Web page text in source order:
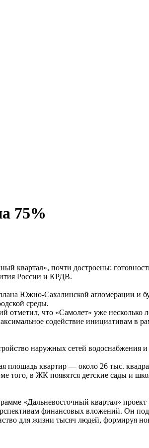
75%
квартал», почти достроены:
России и КРДВ.
Южно-Сахалинской агломерации и
среды.
что «Самолет» уже несколько
содействие инициативам в
наружных сетей водоснабжения
площадь квартир — около 26 тыс.
того, в ЖК появятся детские сады и
«Дальневосточный квартал»
финансовых вложений. Он
для жизни тысяч людей, формируя